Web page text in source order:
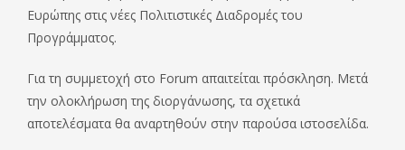
Ευρώπης στις νέες Πολιτιστικές Διαδρομές του
Προγράμματος.
Για τη συμμετοχή στο Forum απαιτείται πρόσκληση. Μετά
την ολοκλήρωση της διοργάνωσης, τα σχετικά
αποτελέσματα θα αναρτηθούν στην παρούσα ιστοσελίδα.